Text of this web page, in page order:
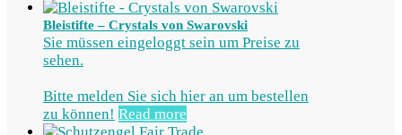
Bleistifte – Crystals von Swarovski
Sie müssen eingeloggt sein um Preise zu
sehen.
Bitte melden Sie sich hier an um bestellen
zu können! Read more